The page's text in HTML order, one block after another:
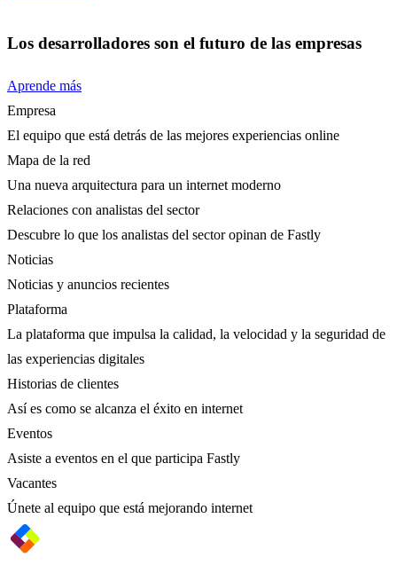
Los desarrolladores son el futuro de las empresas
Aprende más
Empresa
El equipo que está detrás de las mejores experiencias online
Mapa de la red
Una nueva arquitectura para un internet moderno
Relaciones con analistas del sector
Descubre lo que los analistas del sector opinan de Fastly
Noticias
Noticias y anuncios recientes
Plataforma
La plataforma que impulsa la calidad, la velocidad y la seguridad de
las experiencias digitales
Historias de clientes
Así es como se alcanza el éxito en internet
Eventos
Asiste a eventos en el que participa Fastly
Vacantes
Únete al equipo que está mejorando internet